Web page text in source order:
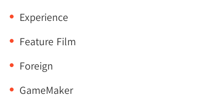
Experience
Feature Film
Foreign
GameMaker